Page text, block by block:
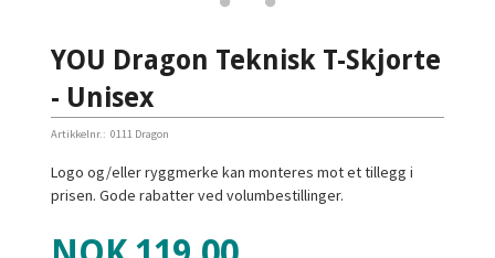
YOU Dragon Teknisk T-Skjorte
- Unisex
Artikkelnr.: 0111 Dragon
Logo og/eller ryggmerke kan monteres mot et tillegg i
prisen. Gode rabatter ved volumbestillinger.